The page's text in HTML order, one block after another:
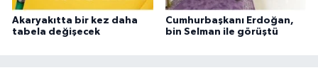
Akaryakıtta bir kez daha
tabela değişecek
Cumhurbaşkanı Erdoğan,
bin Selman ile görüştü